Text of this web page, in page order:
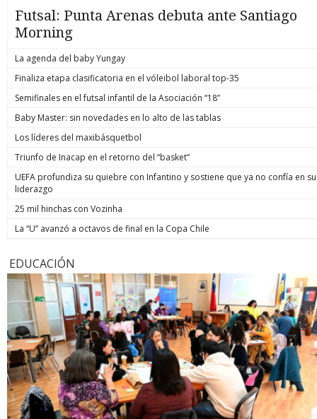
Futsal: Punta Arenas debuta ante Santiago
Morning
La agenda del baby Yungay
Finaliza etapa clasificatoria en el vóleibol laboral top-35
Semifinales en el futsal infantil de la Asociación “18”
Baby Master: sin novedades en lo alto de las tablas
Los líderes del maxibásquetbol
Triunfo de Inacap en el retorno del “basket”
UEFA profundiza su quiebre con Infantino y sostiene que ya no confía en su
liderazgo
25 mil hinchas con Vozinha
La “U” avanzó a octavos de final en la Copa Chile
EDUCACIÓN